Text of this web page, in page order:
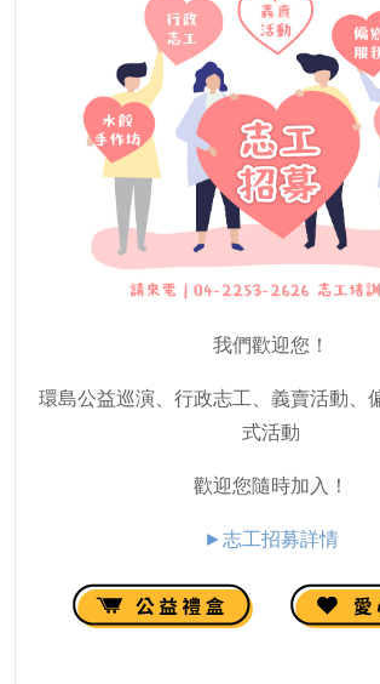
我們歡迎您！
環島公益巡演、行政志工、義賣活動
式活動
歡迎您隨時加入！
►志工招募詳情